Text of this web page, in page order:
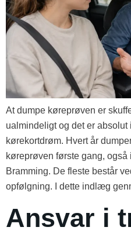
At dumpe køreprøven er
ualmindeligt og det er absolut
kørekortdrøm. Hvert år
køreprøven første gang,
Bramming. De fleste består
opfølgning. I dette indlæg
Ansvar i